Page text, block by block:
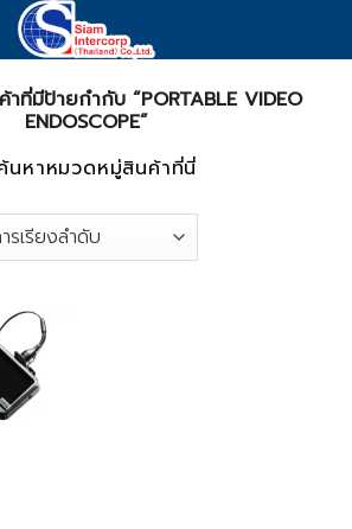
าที่มีป้ายกำกับ “PORTABLE VIDEO
ENDOSCOPE”
นหาหมวดหมู่สินค้าที่นี่